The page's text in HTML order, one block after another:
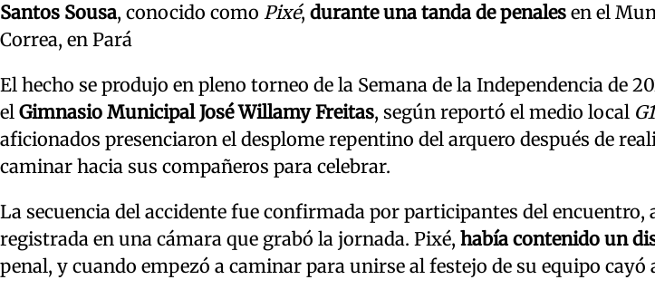
Santos Sousa, conocido como Pixé, durante una tanda de penales en el
Correa, en Pará
El hecho se produjo en pleno torneo de la Semana de la Independencia de
el Gimnasio Municipal José Willamy Freitas, según reportó el medio local G1
aficionados presenciaron el desplome repentino del arquero después de
caminar hacia sus compañeros para celebrar.
La secuencia del accidente fue confirmada por participantes del encuentro,
registrada en una cámara que grabó la jornada. Pixé, había contenido un
penal, y cuando empezó a caminar para unirse al festejo de su equipo